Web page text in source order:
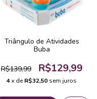
Triângulo de Atividades
Buba
R$139,99 R$129,99
4x deR$32,50 sem juros